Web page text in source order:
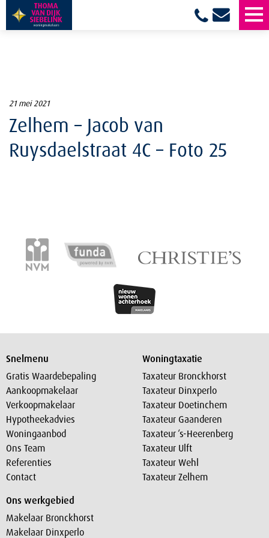
21 mei 2021
Zelhem – Jacob van
Ruysdaelstraat 4C – Foto 25
Snelmenu
Gratis Waardebepaling
Aankoopmakelaar
Verkoopmakelaar
Hypotheekadvies
Woningaanbod
Ons Team
Referenties
Contact
Woningtaxatie
Taxateur Bronckhorst
Taxateur Dinxperlo
Taxateur Doetinchem
Taxateur Gaanderen
Taxateur ‘s-Heerenberg
Taxateur Ulft
Taxateur Wehl
Taxateur Zelhem
Ons werkgebied
Makelaar Bronckhorst
Makelaar Dinxperlo